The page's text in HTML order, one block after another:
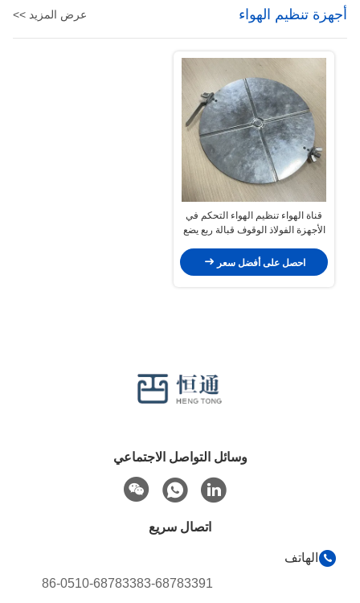
أجهزة تنظيم الهواء عرض المزيد >>
قناة الهواء تنظيم الهواء التحكم في
الأجهزة الفولاذ الوقوف قبالة ربع يضع
احصل على أفضل سعر
وسائل التواصل الاجتماعي
اتصال سريع
الهاتف
86-0510-68783383-68783391